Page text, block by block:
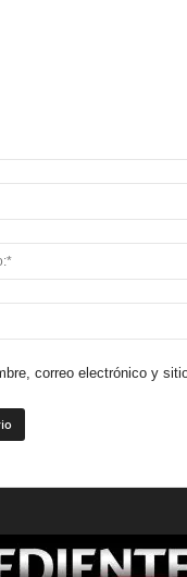
correo electrónico y